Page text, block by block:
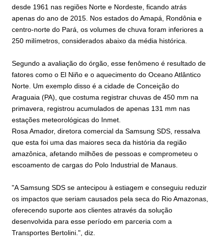
desde 1961 nas regiões Norte e Nordeste, ficando atrás
apenas do ano de 2015. Nos estados do Amapá, Rondônia e
centro-norte do Pará, os volumes de chuva foram inferiores a
250 milímetros, considerados abaixo da média histórica.
Segundo a avaliação do órgão, esse fenômeno é resultado de
fatores como o El Niño e o aquecimento do Oceano Atlântico
Norte. Um exemplo disso é a cidade de Conceição do
Araguaia (PA), que costuma registrar chuvas de 450 mm na
primavera, registrou acumulados de apenas 131 mm nas
estações meteorológicas do Inmet.
Rosa Amador, diretora comercial da Samsung SDS, ressalva
que esta foi uma das maiores seca da história da região
amazônica, afetando milhões de pessoas e comprometeu o
escoamento de cargas do Polo Industrial de Manaus.
"A Samsung SDS se antecipou à estiagem e conseguiu reduzir
os impactos que seriam causados pela seca do Rio Amazonas,
oferecendo suporte aos clientes através da solução
desenvolvida para esse período em parceria com a
Transportes Bertolini.", diz.